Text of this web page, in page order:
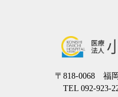
〒818-0068 福
TEL 092-923-